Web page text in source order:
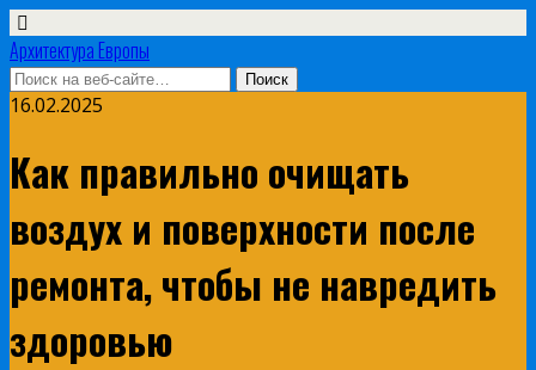
Архитектура Европы
16.02.2025
Как правильно очищать
воздух и поверхности после
ремонта, чтобы не навредить
здоровью